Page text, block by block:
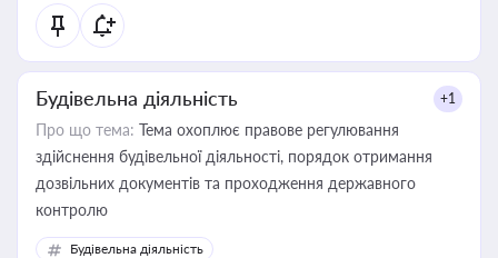
статусу суб'єктів оціночної діяльності
Будівельна діяльність +1
Про що тема: Тема охоплює правове регулювання
здійснення будівельної діяльності, порядок отримання
дозвільних документів та проходження державного
контролю
Будівельна діяльність